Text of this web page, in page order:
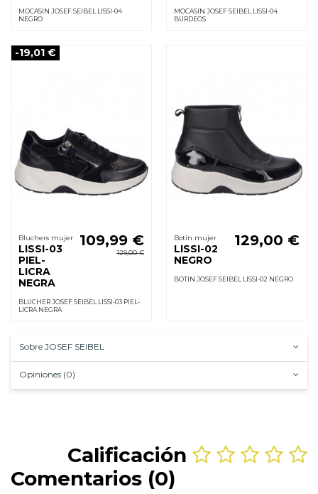
MOCASIN JOSEF SEIBEL LISSI-04
NEGRO
MOCASIN JOSEF SEIBEL LISSI-04
BURDEOS
-19,01 €
Bluchers mujer
LISSI-03
PIEL-
LICRA
NEGRA
109,99 €
129,00 €
BLUCHER JOSEF SEIBEL LISSI-03 PIEL-
LICRA NEGRA
Botín mujer
LISSI-02
NEGRO
129,00 €
BOTIN JOSEF SEIBEL LISSI-02 NEGRO
Sobre JOSEF SEIBEL
Opiniones (0)
Calificación
Comentarios (0)